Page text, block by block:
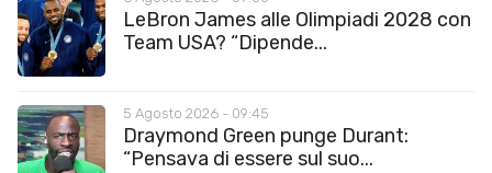
LeBron James alle Olimpiadi 2028 con
Team USA? “Dipende...
5 Agosto 2026 - 09:45
Draymond Green punge Durant:
“Pensava di essere sul suo...